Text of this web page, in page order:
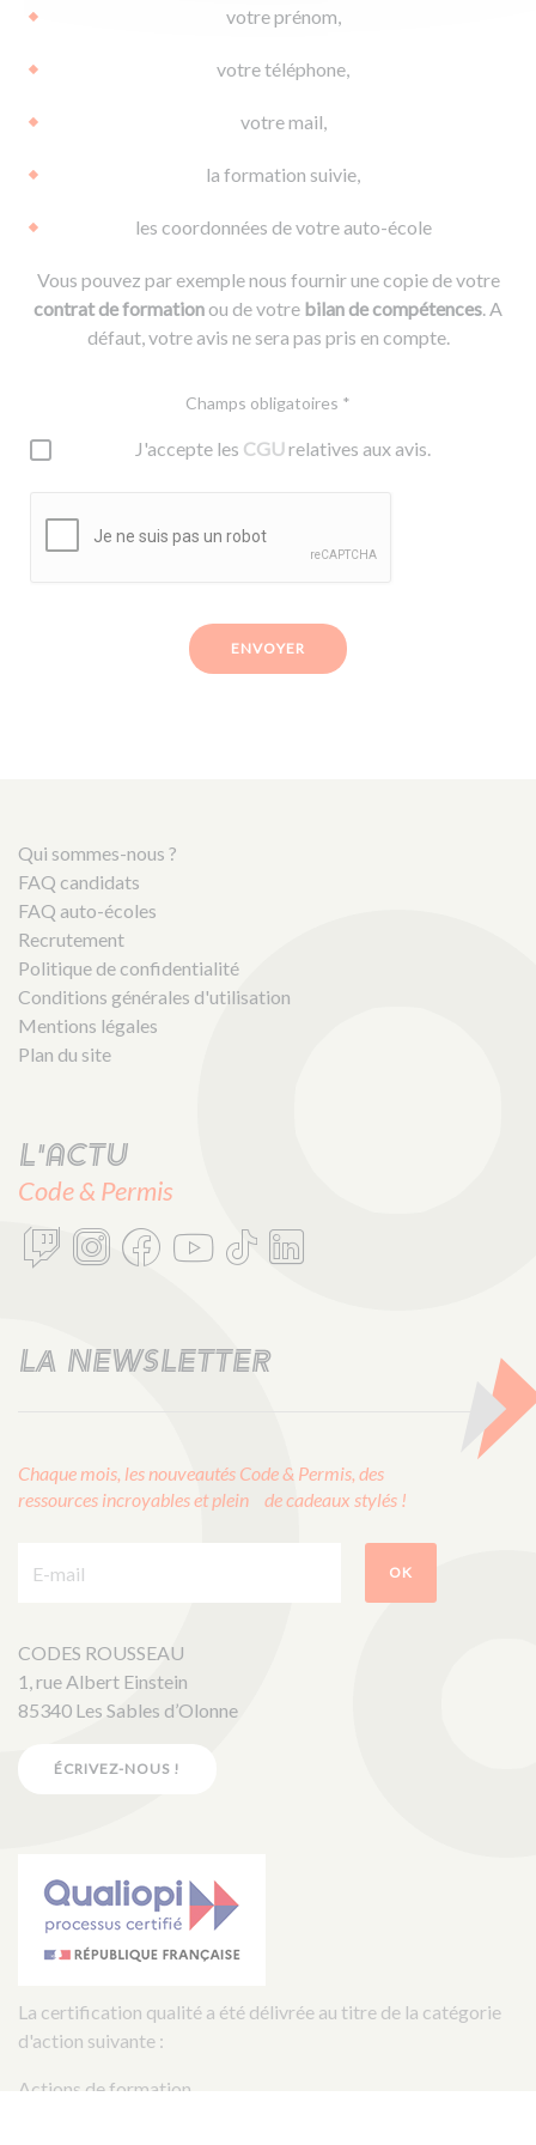
votre prénom,
votre téléphone,
votre mail,
la formation suivie,
les coordonnées de votre auto-école
Vous pouvez par exemple nous fournir une copie de votre
contrat de formationou de votre bilan de compétences. A
défaut, votre avis ne sera pas pris en compte.
Champs obligatoires *
J'accepte les CGUrelatives aux avis.
ENVOYER
Qui sommes-nous ?
FAQ candidats
FAQ auto-écoles
Recrutement
Politique de confidentialité
Conditions générales d'utilisation
Mentions légales
Plan du site
L'actu
Code & Permis
LA NEWSLETTER
Chaque mois, les nouveautés Code & Permis, des
ressources incroyables et plein de cadeaux stylés !
OK
CODES ROUSSEAU
1, rue Albert Einstein
85340 Les Sables d’Olonne
ÉCRIVEZ-NOUS !
La certification qualité a été délivrée au titre de la catégorie
d'action suivante :
Actions de formation